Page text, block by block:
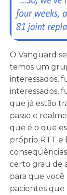
O Vanguard
temos um
interessados,
interessados,
que já estão
passo e
que é o que
próprio RTT e
certo grau de
para que
pacientes que